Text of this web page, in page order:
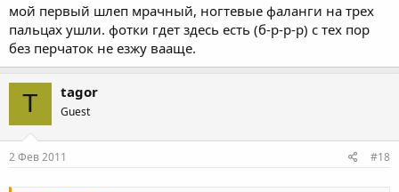
мой первый шлеп мрачный, ногтевые фаланги на трех
пальцах ушли. фотки гдет здесь есть (б-р-р-р) с тех пор
без перчаток не езжу вааще.
T tagor
Guest
2 Фев 2011 #18